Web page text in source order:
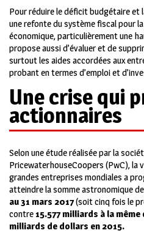
Pour réduire le déficit budgétaire
une refonte du système fiscal pour
économique, particulièrement une
propose aussi d’évaluer et de
surtout les aides accordées aux
probant en termes d’emploi et
Une crise qui
actionnaires
Selon une étude réalisée par la
PricewaterhouseCoopers (PwC), la
grandes entreprises mondiales a
atteindre la somme astronomique de
au 31 mars 2017(soit cinq fois le
contre15.577 milliards à la
milliards de dollars en 2015.